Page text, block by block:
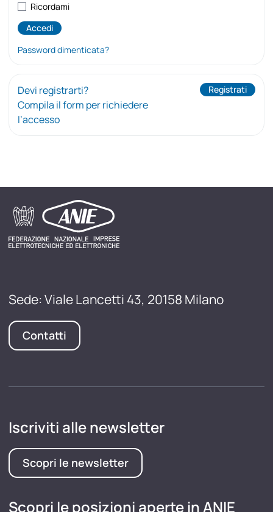
Ricordami
Password dimenticata?
Devi registrarti?
Compila il form per richiedere
l’accesso
Registrati
Sede: Viale Lancetti 43, 20158 Milano
Contatti
Iscriviti alle newsletter
Scopri le newsletter
Scopri le posizioni aperte in ANIE